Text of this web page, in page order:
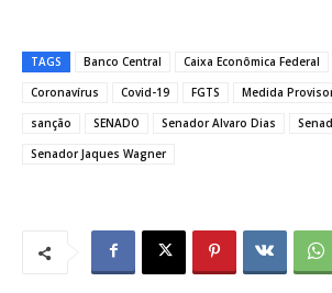
TAGS Banco Central Caixa Econômica Federal
Coronavírus
Covid-19 FGTS Medida
sanção
SENADO Senador Alvaro Dias
Senador Jaques Wagner